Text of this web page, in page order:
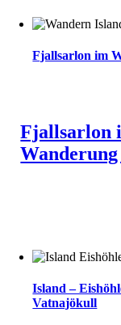
Fjallsarlon im
Fjallsarlon
Island –
Vatnajökull